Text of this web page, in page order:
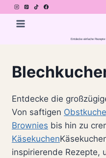
Zum
Inhalt
Entdecke einfache
Entdecke die
Von saftigen
Brownies bis hin zu
Käsekuchen
inspirierende Rezepte,